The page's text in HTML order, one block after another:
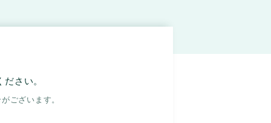
さい。
ございます。